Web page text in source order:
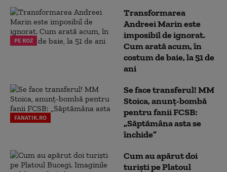
PE ROZ
Transformarea
Andreei Marin este
imposibil de ignorat.
Cum arată acum, în
costum de baie, la 51 de
ani
FANATIK.RO
Se face transferul! MM
Stoica, anunț-bombă
pentru fanii FCSB:
„Săptămâna asta se
închide”
Cum au apărut doi
turiști pe Platoul